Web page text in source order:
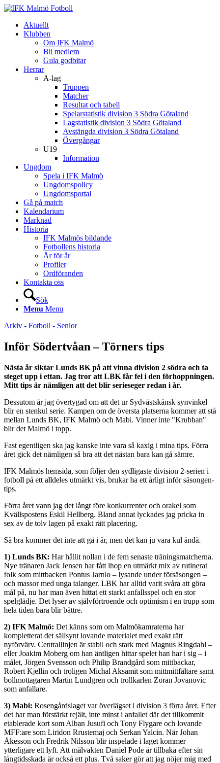
Aktuellt
Klubben
Om IFK Malmö
Bli medlem
Gula godbitar
Herrar
A-lag
Truppen
Matcher
Resultat och tabell
Spelarstatistik division 3 Södra Götaland
Lagstatistik division 3 Södra Götaland
Avstängda division 3 Södra Götaland
Övergångar
U19
Information
Ungdom
Spela i IFK Malmö
Ungdomspolicy
Ungdomsportal
Gå på match
Kalendarium
Marknad
Historia
IFK Malmös bildande
Fotbollens historia
År för år
Profiler
Ordföranden
Kontakta oss
Sök
Menu Menu
Arkiv - Fotboll - Senior
Inför Södertvåan – Törners tips
Nästa år siktar Lunds BK på att vinna division 2 södra och ta
steget upp i ettan. Jag tror att LBK får fel i den förhoppningen.
Mitt tips är nämligen att det blir serieseger redan i år.
Dessutom är jag övertygad om att det ur Sydvästskånsk synvinkel
blir en stenkul serie. Kampen om de översta platserna kommer att stå
mellan Lunds BK, IFK Malmö och Mabi. Vinner inte "Krubban"
blir det Malmö i topp.
Fast egentligen ska jag kanske inte vara så kaxig i mina tips. Förra
året gick det nämligen så bra att det nästan bara kan gå sämre.
IFK Malmös hemsida, som följer den sydligaste division 2-serien i
fotboll på ett alldeles utmärkt vis, brukar ha ett årligt inför säsongen-
tips.
Förra året vann jag det långt före konkurrenter och orakel som
Kvällspostens Eskil Hellberg. Bland annat lyckades jag pricka in
sex av de tolv lagen på exakt rätt placering.
Så bra kommer det inte att gå i år, men det kan ju vara kul ändå.
1) Lunds BK: Har hållit nollan i de fem senaste träningsmatcherna.
Nye tränaren Jack Jensen har fått ihop en utmärkt mix av rutinerat
folk som mittbacken Pontus Jarnlo – lysande under försäsongen –
och massor med unga talanger. LBK har alltid varit svåra att göra
mål på, nu har man även hittat ett starkt anfallsspel och en stor
spelglädje. Det lyser av självförtroende och optimism i en trupp som
hela tiden bara blir bättre.
2) IFK Malmö: Det känns som om Malmökamraterna har
kompletterat det sällsynt lovande materialet med exakt rätt
nyförvärv. Centrallinjen är stabil och stark med Magnus Ringdahl –
eller Joakim Moberg om han äntligen hittar spelet han har i sig – i
målet, Jörgen Svensson och Philip Brandgård som mittbackar,
Robert Kjellin och troligen Michal Aksamit som mittmittfältare samt
bollmottagaren Martin Lundgren och trollkarlen Zoran Jovanovic
som anfallare.
3) Mabi: Rosengårdslaget var överlägset i division 3 förra året. Efter
det har man förstärkt rejält, inte minst i anfallet där det tillkommit
etablerade kort som Alban Jusufi och Tony Flygare och lovande
MFF:are som Liridon Rrustemaj och Serkan Yalcin. När Johan
Åkesson och Fredrik Nilsson blir inspelade i laget kommer
ytterligare ett lyft. Att målvakten Daniel Pode är tillbaka efter sin
långtidsskada är också ett plus. Två saker gör att jag nöjer mig med